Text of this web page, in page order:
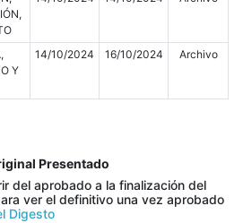
Y
14/10/2024 16/10/2024 Archivo
Presentado
del aprobado a la finalización del
ver el definitivo una vez aprobado
Digesto